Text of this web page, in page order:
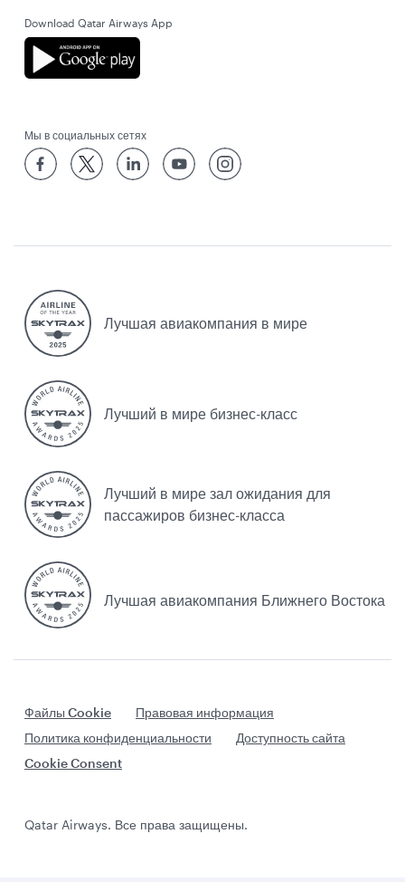
Download Qatar Airways App
Мы в социальных сетях
Лучшая авиакомпания в мире
Лучший в мире бизнес-класс
Лучший в мире зал ожидания для
пассажиров бизнес-класса
Лучшая авиакомпания Ближнего Востока
Файлы Cookie
Правовая информация
Политика конфиденциальности
Доступность сайта
Cookie Consent
Qatar Airways. Все права защищены.